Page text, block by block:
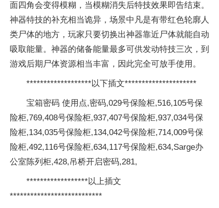
面四角会变得模糊，当模糊消失后特技效果即告结束。
神器特技的补充相当诡异，场景中凡是有带红色轮廓人
类尸体的地方，玩家只要切换出神器靠近尸体就能自动
吸取能量。神器的储备能量最多可供发动特技三次，到
游戏后期尸体资源相当丰富，因此完全可放手使用。
*******************以下插文*********************
宝箱密码 使用点,密码,029号保险柜,516,105号保
险柜,769,408号保险柜,937,407号保险柜,937,034号保
险柜,134,035号保险柜,134,042号保险柜,714,009号保
险柜,492,116号保险柜,634,117号保险柜,634,Sarge办
公室陈列柜,428,吊桥开启密码,281,
******************以上插文
***************************